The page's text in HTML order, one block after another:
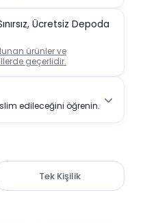
Ücretsiz Depoda
ürünler ve
geçerlidir.
edileceğini öğrenin.
Tek Kişilik